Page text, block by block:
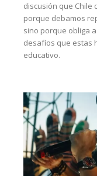
discusión que Chile
porque debamos
sino porque obliga
desafíos que estas
educativo.